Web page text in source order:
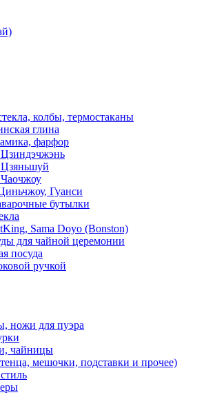
колбы, термостаканы
глина
фарфор
Гуанси
бутылки
Sama Doyo (Bonston)
для чайной церемонии
посуда
ручкой
ножи для пуэра
чайницы
мешочки, подставки и прочее)